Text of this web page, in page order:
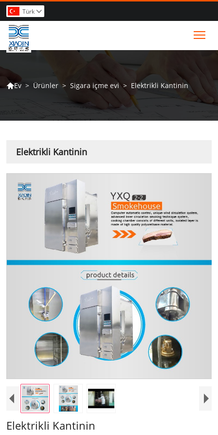
Türk 
Ev > Ürünler > Sigara içme evi > Elektrikli Kantinin
Elektrikli Kantinin
Elektrikli Kantinin